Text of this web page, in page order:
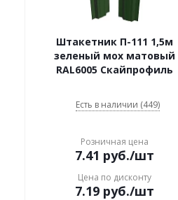
Штакетник П-111 1,5м
зеленый мох матовый
RAL6005 Скайпрофиль
Есть в наличии (449)
Розничная цена
7.41 руб./шт
Цена по дисконту
7.19 руб./шт